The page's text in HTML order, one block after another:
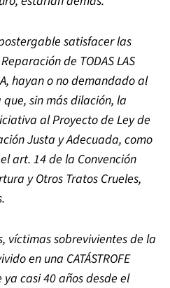
satisfacer las
de TODAS LAS
hayan o no demandado al
que, sin más dilación, la
al Proyecto de Ley de
Justa y Adecuada, como
art. 14 de la Convención
y Otros Tratos Crueles,
víctimas sobrevivientes de la
en una CATÁSTROFE
ya casi 40 años desde el